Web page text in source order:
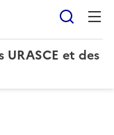
et des